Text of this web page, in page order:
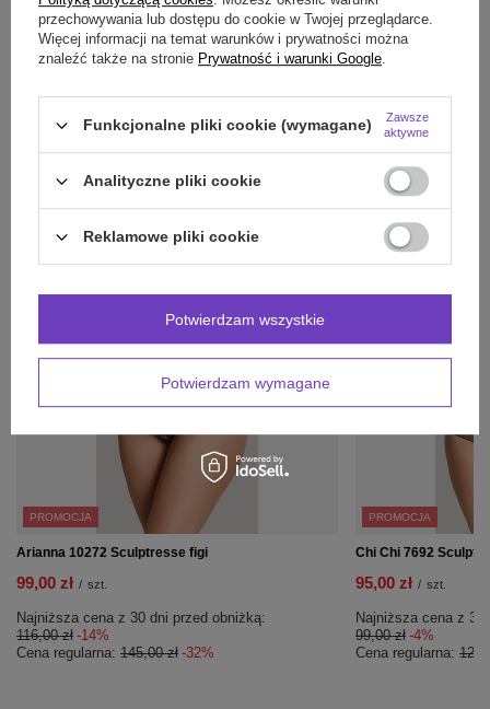
OPINIE (0)
najciekawsze pytania i odpowiedzi publikując
dla innych.
Zadaj pytanie
INNE PRODUKTY
PROMOCJA
Arianna 10272 Sculptresse figi
99,00 zł / szt.
Najniższa cena z 30 dni przed obniżką:
116,00 zł -14%
Cena regularna: 145,00 zł -32%
PROMOCJA
Chi Chi 7692
95,00 zł / szt.
Najniższa cena z
99,00 zł -4%
Cena regularna:
przechowywania lub dostępu do cookie w Twojej przeglądarce.
Więcej informacji na temat warunków i prywatności można
znaleźć także na stronie Prywatność i warunki Google.
Funkcjonalne pliki cookie (wymagane)
Zawsze
aktywne
Analityczne pliki cookie
Reklamowe pliki cookie
Potwierdzam wymagane
Potwierdzam wszystkie